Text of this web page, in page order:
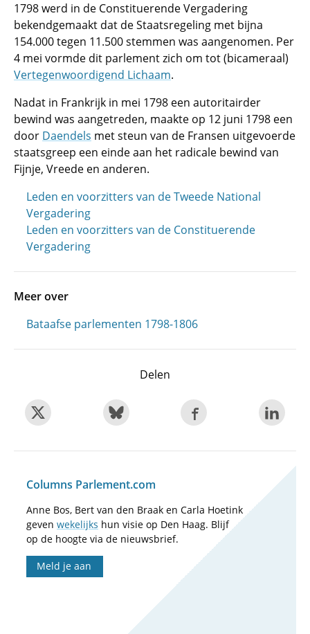
1798 werd in de Constituerende Vergadering
bekendgemaakt dat de Staatsregeling met bijna
154.000 tegen 11.500 stemmen was aangenomen. Per
4 mei vormde dit parlement zich om tot (bicameraal)
Vertegenwoordigend Lichaam.
Nadat in Frankrijk in mei 1798 een autoritairder
bewind was aangetreden, maakte op 12 juni 1798 een
door Daendels met steun van de Fransen uitgevoerde
staatsgreep een einde aan het radicale bewind van
Fijnje, Vreede en anderen.
Leden en voorzitters van de Tweede National
Vergadering
Leden en voorzitters van de Constituerende
Vergadering
Meer over
Bataafse parlementen 1798-1806
Delen
Columns Parlement.com
Anne Bos, Bert van den Braak en Carla Hoetink
geven wekelijks hun visie op Den Haag. Blijf
op de hoogte via de nieuwsbrief.
Meld je aan